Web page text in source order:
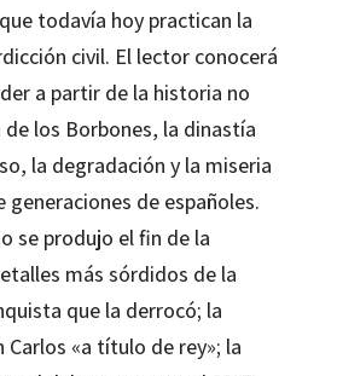
todavía hoy practican la
civil. El lector conocerá
a partir de la historia no
los Borbones, la dinastía
la degradación y la miseria
generaciones de españoles.
se produjo el fin de la
más sórdidos de la
que la derrocó; la
Carlos «a título de rey»; la